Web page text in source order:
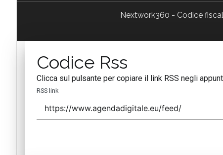
Nextwork360 - Codice
Codice Rss
Clicca sul pulsante per copiare il link RSS negli
RSS link